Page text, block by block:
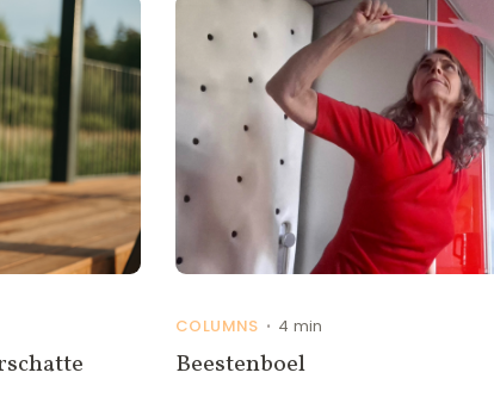
COLUMNS • 4 min
Beestenboel